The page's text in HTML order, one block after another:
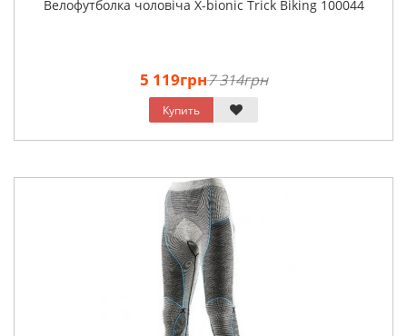
Велофутболка чоловіча X-bionic Trick Biking 100044
5 119грн7 314грн
Купить